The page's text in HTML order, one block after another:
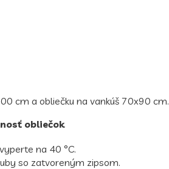
cm a obliečku na vankúš 70x90 cm.
obliečok
na 40 °C.
so zatvoreným zipsom.